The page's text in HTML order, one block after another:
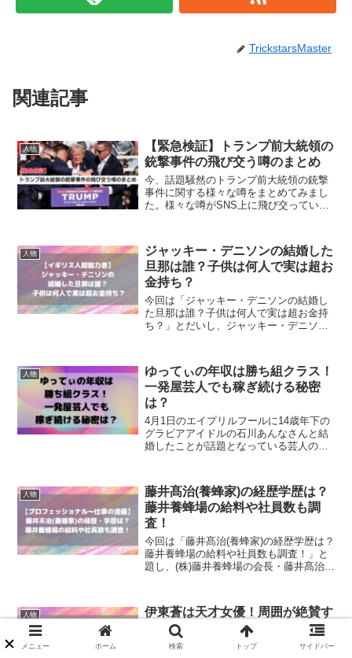
TrickstarsMaster
関連記事
人物
【緊急検証】トランプ前大統領の
銃撃事件の飛び交う噂のまとめ
今、話題騒然のトランプ前大統領の銃撃
事件に関する様々な噂をまとめてみまし
た。様々な噂がSNS上に飛び交っていま
人物
ジャッキー・デニソンの結婚した
旦那は誰？子供は何人で実は超お
金持ち？
今回は「ジャッキー・デニソンの結婚し
た旦那は誰？子供は何人で実は超お金持
ち？」とだいし、ジャッキー・デニソン
査！
人物
ゆってぃの年収は勝ち組クラス！
一発屋芸人でも稼ぎ続ける秘密
は？
4月1日のエイプリルフールに14歳年下の
グラビアアイドルの石川あんなさんと結
婚したことが話題となっている芸人のゆ
なんでしょうか？ 失礼な話ですが、結婚
して...
人物
藤井髙治(養蜂家)の経歴学歴は？
藤井養蜂場の給料や社員数も調
査！
今回は「藤井髙治(養蜂家)の経歴学歴は？
藤井養蜂場の給料や社員数も調査！」と
題し、(株)藤井養蜂場の会長・藤井髙治さ
人物
伊東蒼は天才女優！周囲が絶賛す
る演技力や出演作/受賞歴は？
『どうする家康』の第14回「金ヶ崎でど
メニュー ホーム 検索 トップ サイドバー